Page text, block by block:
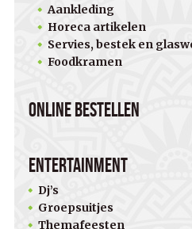
Aankleding
Horeca artikelen
Servies, bestek en
Foodkramen
Online bestellen
Entertainment
Dj’s
Groepsuitjes
Themafeesten